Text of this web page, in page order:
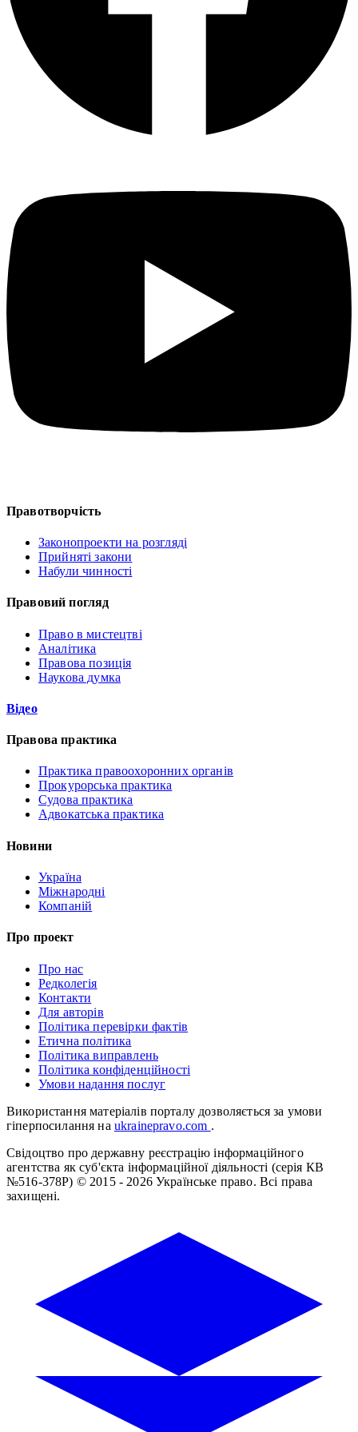
Правотворчість
Законопроекти на розгляді
Прийняті закони
Набули чинності
Правовий погляд
Право в мистецтві
Аналітика
Правова позиція
Наукова думка
Відео
Правова практика
Практика правоохоронних органів
Прокурорська практика
Судова практика
Адвокатська практика
Новини
Україна
Міжнародні
Компаній
Про проект
Про нас
Редколегія
Контакти
Для авторів
Політика перевірки фактів
Етична політика
Політика виправлень
Політика конфіденційності
Умови надання послуг
Використання матеріалів порталу дозволяється за умови
гіперпосилання на ukrainepravo.com .
Свідоцтво про державну реєстрацію інформаційного
агентства як суб'єкта інформаційної діяльності (серія КВ
№516-378Р) © 2015 - 2026 Українське право. Всі права
захищені.